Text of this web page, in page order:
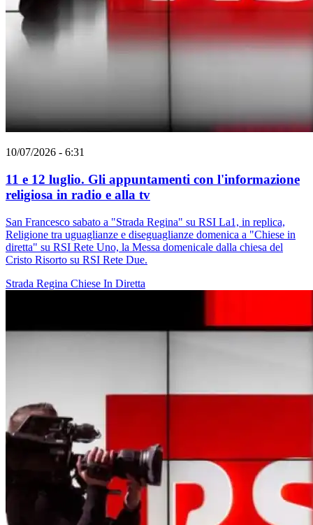
10/07/2026 - 6:31
11 e 12 luglio. Gli appuntamenti con l'informazione
religiosa in radio e alla tv
San Francesco sabato a "Strada Regina" su RSI La1, in replica,
Religione tra uguaglianze e diseguaglianze domenica a "Chiese in
diretta" su RSI Rete Uno, la Messa domenicale dalla chiesa del
Cristo Risorto su RSI Rete Due.
Strada Regina Chiese In Diretta